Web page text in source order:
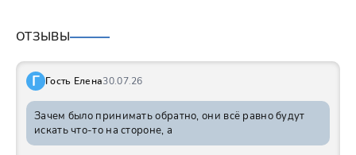
ОТЗЫВЫ
Г Гость Елена30.07.26
Зачем было принимать обратно, они всё равно будут
искать что-то на стороне, а